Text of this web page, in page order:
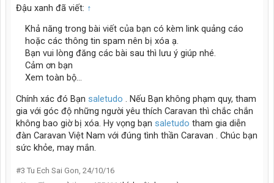
Đậu xanh đã viết: ↑
Khả năng trong bài viết của bạn có kèm link quảng cáo
hoặc các thông tin spam nên bị xóa ạ.
Bạn vui lòng đăng các bài sau thì lưu ý giúp nhé.
Cảm ơn bạn
Xem toàn bộ...
Chính xác đó Bạn saletudo . Nếu Bạn không phạm quy, tham
gia với góc độ những người yêu thích Caravan thì chắc chắn
không bao giờ bị xóa. Hy vọng bạn saletudo tham gia diễn
đàn Caravan Việt Nam với đúng tình thần Caravan . Chúc bạn
sức khỏe, may mắn.
#3 Tu Ech Sai Gon 24/10/16